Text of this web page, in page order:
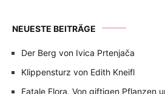
NEUESTE BEITRÄGE
Der Berg von Ivica Prtenjača
Klippensturz von Edith Kneifl
Fatale Flora. Von giftigen Pflanzen